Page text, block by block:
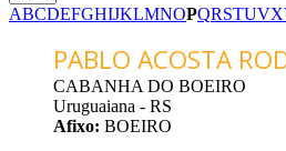
ABCDEFGHIJKLMNOPQRSTUVX
PABLO ACOSTA
CABANHA DO BOEIRO
Uruguaiana - RS
Afixo: BOEIRO